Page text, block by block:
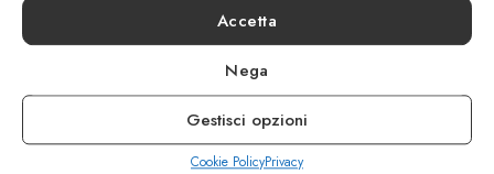
Accetta
Nega
Gestisci opzioni
Cookie PolicyPrivacy